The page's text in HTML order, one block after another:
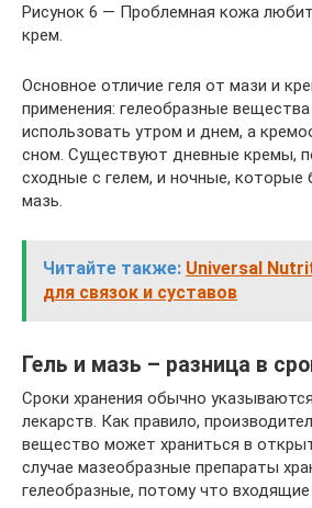
Рисунок 6 — Проблемная кожа
крем.
Основное отличие геля от мази и
применения: гелеобразные
использовать утром и днем, а
сном. Существуют дневные кремы,
сходные с гелем, и ночные,
мазь.
Читайте также: Universal
для связок и суставов
Гель и мазь – разница в
Сроки хранения обычно
лекарств. Как правило,
вещество может храниться в
случае мазеобразные препараты
гелеобразные, потому что